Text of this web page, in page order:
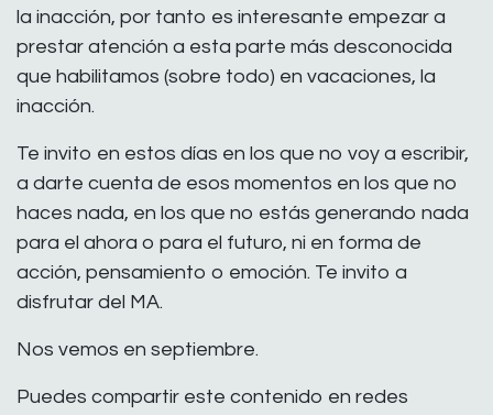
la inacción, por tanto es interesante empezar a
prestar atención a esta parte más desconocida
que habilitamos (sobre todo) en vacaciones, la
inacción.
Te invito en estos días en los que no voy a escribir,
a darte cuenta de esos momentos en los que no
haces nada, en los que no estás generando nada
para el ahora o para el futuro, ni en forma de
acción, pensamiento o emoción. Te invito a
disfrutar del MA.
Nos vemos en septiembre.
Puedes compartir este contenido en redes